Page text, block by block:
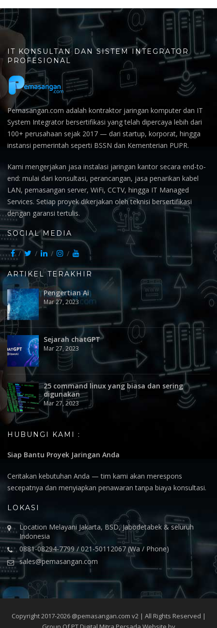
IT KONSULTAN DAN SISTEM INTEGRATOR
PROFESIONAL
Pemasangan.com adalah kontraktor jaringan komputer dan IT
System Integrator bersertifikasi yang telah dipercaya lebih dari
100+ perusahaan sejak 2017 — dari startup, korporat, hingga
instansi pemerintah seperti BSSN dan Kementerian PUPR.
Kami mengerjakan jasa instalasi jaringan kantor secara end-to-
end: mulai dari konsultasi, perancangan, jasa penarikan kabel
LAN, pemasangan server, WiFi, CCTV, hingga IT Managed
Services. Setiap proyek dikerjakan oleh teknisi bersertifikasi
dengan garansi tertulis.
SOCIAL MEDIA
ARTIKEL TERAKHIR
Pengertian Ai
Mar 27, 2023
Sejarah chatGPT
Mar 27, 2023
25 command linux yang biasa dan sering
digunakan
Mar 27, 2023
HUBUNGI KAMI :
Siap Bantu Proyek Jaringan Anda
Ceritakan kebutuhan Anda — tim kami akan merespons
secepatnya dan menyiapkan penawaran tanpa biaya konsultasi.
LOKASI
Location Melayani Jakarta, BSD, Jabodetabek & seluruh
Indonesia
0881-08294-7799 / 021-50112067 (Wa / Phone)
sales@pemasangan.com
Copyright 2017-2026 @pemasangan.com v2 | All Rights Reserved |